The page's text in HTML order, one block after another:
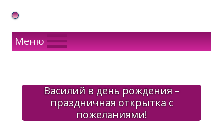
Gif Открытки в подарок
Меню
Василий в день рождения –
праздничная открытка с
пожеланиями!